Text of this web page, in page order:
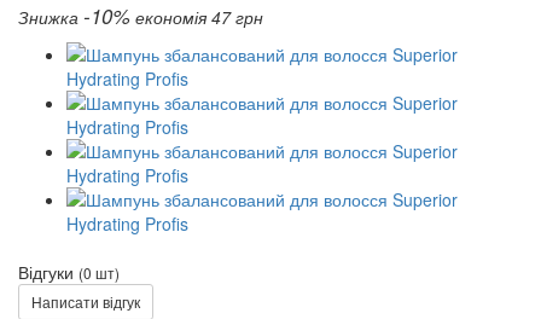
Знижка -10% економія 47 грн
Відгуки (0 шт)
Написати відгук